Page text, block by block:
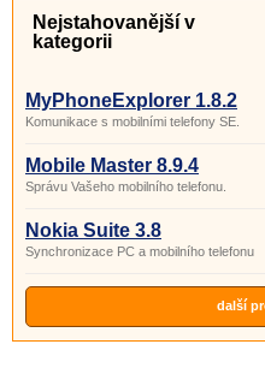
Nejstahovanější v
kategorii
MyPhoneExplorer 1.8.2
Komunikace s mobilními telefony SE.
Mobile Master 8.9.4
Správu Vašeho mobilního telefonu.
Nokia Suite 3.8
Synchronizace PC a mobilního telefonu
další